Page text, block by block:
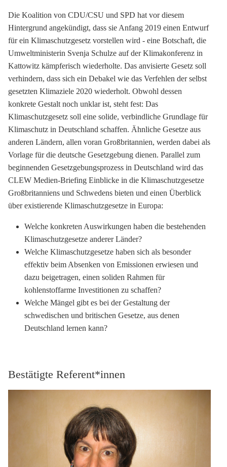
Die Koalition von CDU/CSU und SPD hat vor diesem
Hintergrund angekündigt, dass sie Anfang 2019 einen Entwurf
für ein Klimaschutzgesetz vorstellen wird - eine Botschaft, die
Umweltministerin Svenja Schulze auf der Klimakonferenz in
Kattowitz kämpferisch wiederholte. Das anvisierte Gesetz soll
verhindern, dass sich ein Debakel wie das Verfehlen der selbst
gesetzten Klimaziele 2020 wiederholt. Obwohl dessen
konkrete Gestalt noch unklar ist, steht fest: Das
Klimaschutzgesetz soll eine solide, verbindliche Grundlage für
Klimaschutz in Deutschland schaffen. Ähnliche Gesetze aus
anderen Ländern, allen voran Großbritannien, werden dabei als
Vorlage für die deutsche Gesetzgebung dienen. Parallel zum
beginnenden Gesetzgebungsprozess in Deutschland wird das
CLEW Medien-Briefing Einblicke in die Klimaschutzgesetze
Großbritanniens und Schwedens bieten und einen Überblick
über existierende Klimaschutzgesetze in Europa:
Welche konkreten Auswirkungen haben die bestehenden
Klimaschutzgesetze anderer Länder?
Welche Klimaschutzgesetze haben sich als besonder
effektiv beim Absenken von Emissionen erwiesen und
dazu beigetragen, einen soliden Rahmen für
kohlenstoffarme Investitionen zu schaffen?
Welche Mängel gibt es bei der Gestaltung der
schwedischen und britischen Gesetze, aus denen
Deutschland lernen kann?
Bestätigte Referent*innen